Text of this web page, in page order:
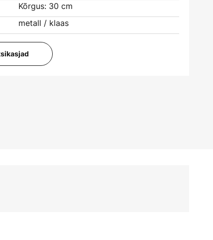
Kõrgus: 30 cm
metall / klaas